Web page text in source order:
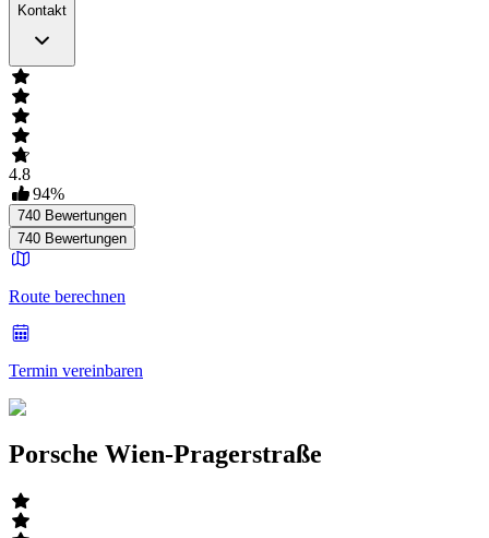
Kontakt
4.8
94%
740 Bewertungen
740 Bewertungen
Route berechnen
Termin vereinbaren
Porsche Wien-Pragerstraße